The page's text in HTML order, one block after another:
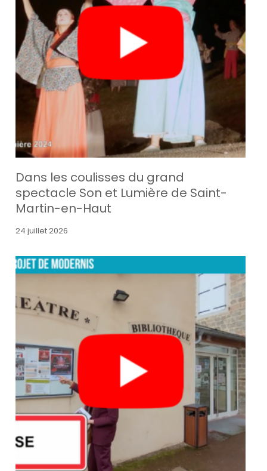
Dans les coulisses du grand
spectacle Son et Lumière de Saint-
Martin-en-Haut
24 juillet 2026